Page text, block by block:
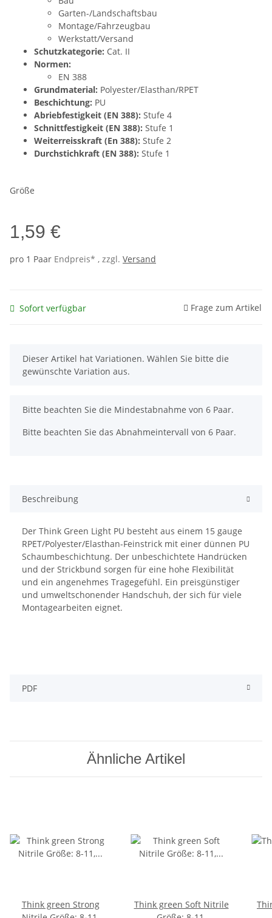
Garten-/Landschaftsbau
Montage/Fahrzeugbau
Werkstatt/Versand
Schutzkategorie: Cat. II
Normen:
EN 388
Grundmaterial: Polyester/Elasthan/RPET
Beschichtung: PU
Abriebfestigkeit (EN 388): Stufe 4
Schnittfestigkeit (EN 388): Stufe 1
Weiterreisskraft (En 388): Stufe 2
Durchstichkraft (EN 388): Stufe 1
Größe
1,59 €
pro 1 Paar Endpreis* , zzgl. Versand
Sofort verfügbar Frage zum Artikel
x
Dieser Artikel hat Variationen. Wählen Sie bitte die
gewünschte Variation aus.
x
Bitte beachten Sie die Mindestabnahme von 6 Paar.
Bitte beachten Sie das Abnahmeintervall von 6 Paar.
Beschreibung
Der Think Green Light PU besteht aus einem 15 gauge
RPET/Polyester/Elasthan-Feinstrick mit einer dünnen PU
Schaumbeschichtung. Der unbeschichtete Handrücken
und der Strickbund sorgen für eine hohe Flexibilität
und ein angenehmes Tragegefühl. Ein preisgünstiger
und umweltschonender Handschuh, der sich für viele
Montagearbeiten eignet.
PDF
Ähnliche Artikel
Think green Strong
Think green Soft Nitrile